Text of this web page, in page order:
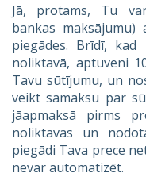
Jā, protams, Tu
bankas maksājumu)
piegādes. Brīdī, kad
noliktavā, aptuveni
Tavu sūtījumu, un
veikt samaksu par
jāapmaksā pirms
noliktavas un
piegādi Tava prece
nevar automatizēt.